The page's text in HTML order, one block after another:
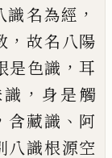
識名為經 ，
， 故名 八陽
是色識 ， 耳
， 身是觸
含藏識 、 阿
八識根源空